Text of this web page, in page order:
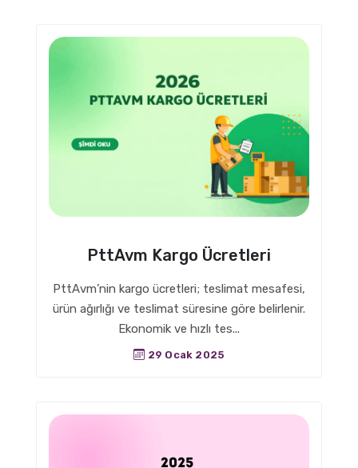
PttAvm Kargo Ücretleri
PttAvm’nin kargo ücretleri; teslimat mesafesi,
ürün ağırlığı ve teslimat süresine göre belirlenir.
Ekonomik ve hızlı tes...
29 Ocak 2025